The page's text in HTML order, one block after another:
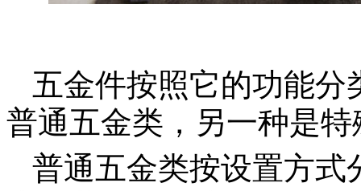
五金件按照它的功能
普通五金类，另一种是
普通五金类按设置方式